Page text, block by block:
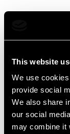
This website
We use
provide social
We also share
our social
may combine it